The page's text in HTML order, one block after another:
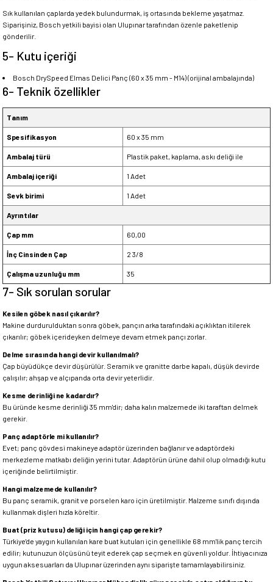
Sık kullanılan çaplarda yedek bulundurmak, iş ortasında bekleme yaşatmaz.
Siparişiniz, Bosch yetkili bayisi olan Ulupınar tarafından özenle paketlenip
gönderilir.
5- Kutu içeriği
Bosch DrySpeed Elmas Delici Panç (60 x 35 mm - M14) (orijinal ambalajında)
6- Teknik özellikler
Tanım
Spesifikasyon 60 x 35 mm
Ambalaj türü Plastik paket, kaplama, askı deliği ile
Ambalaj içeriği 1 Adet
Sevk birimi 1 Adet
Ayrıntılar
Çap mm 60,00
İnç Cinsinden Çap 2 3/8
Çalışma uzunluğu mm 35
7- Sık sorulan sorular
Kesilen göbek nasıl çıkarılır?
Makine durdurulduktan sonra göbek, pançın arka tarafındaki açıklıktan itilerek
çıkarılır; göbek içerideyken delmeye devam etmek pançı zorlar.
Delme sırasında hangi devir kullanılmalı?
Çap büyüdükçe devir düşürülür. Seramik ve granitte darbe kapalı, düşük devirde
çalışılır; ahşap ve alçıpanda orta devir yeterlidir.
Kesme derinliği ne kadardır?
Bu üründe kesme derinliği 35 mm'dir; daha kalın malzemede iki taraftan delmek
gerekir.
Panç adaptörle mi kullanılır?
Evet; panç gövdesi makineye adaptör üzerinden bağlanır ve adaptördeki
merkezleme matkabı deliğin yerini tutar. Adaptörün ürüne dahil olup olmadığı kutu
içeriğinde belirtilmiştir.
Hangi malzemede kullanılır?
Bu panç seramik, granit ve porselen karo için üretilmiştir. Malzeme sınıfı dışında
kullanmak dişleri hızla köreltir.
Buat (priz kutusu) deliği için hangi çap gerekir?
Türkiye'de yaygın kullanılan kare buat kutuları için genellikle 68 mm'lik panç tercih
edilir; kutunuzun ölçüsünü teyit ederek çap seçmek en güvenli yoldur. İhtiyacınıza
uygun aksesuarları da Ulupınar üzerinden aynı siparişte tamamlayabilirsiniz.